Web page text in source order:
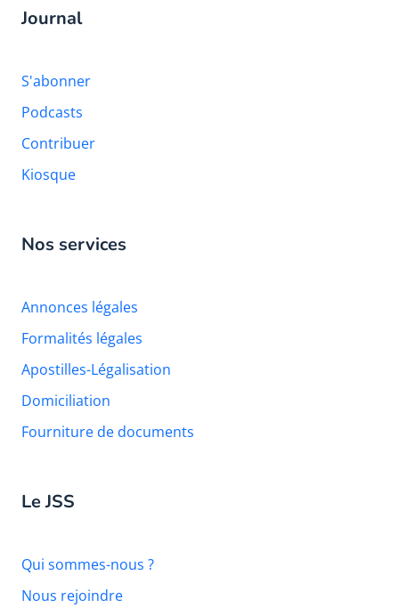
Journal
S'abonner
Podcasts
Contribuer
Kiosque
Nos services
Annonces légales
Formalités légales
Apostilles-Légalisation
Domiciliation
Fourniture de documents
Le JSS
Qui sommes-nous ?
Nous rejoindre